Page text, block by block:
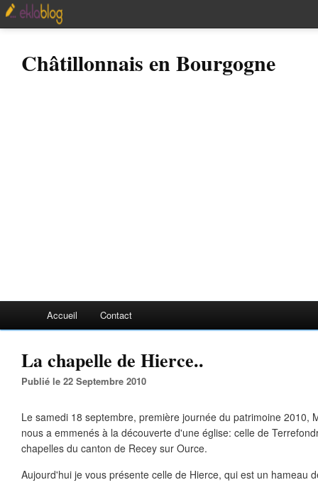
Châtillonnais en Bourgogne
Accueil Contact
La chapelle de Hierce..
Publié le 22 Septembre 2010
Le samedi 18 septembre, première journée du patrimoine 2010,
nous a emmenés à la découverte d'une église: celle de
chapelles du canton de Recey sur Ource.
Aujourd'hui je vous présente celle de Hierce, qui est un hameau